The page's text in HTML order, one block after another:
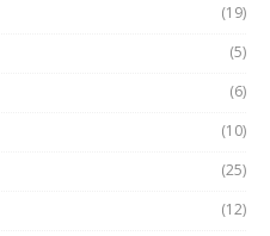
(19)
(5)
(6)
(10)
(25)
(12)